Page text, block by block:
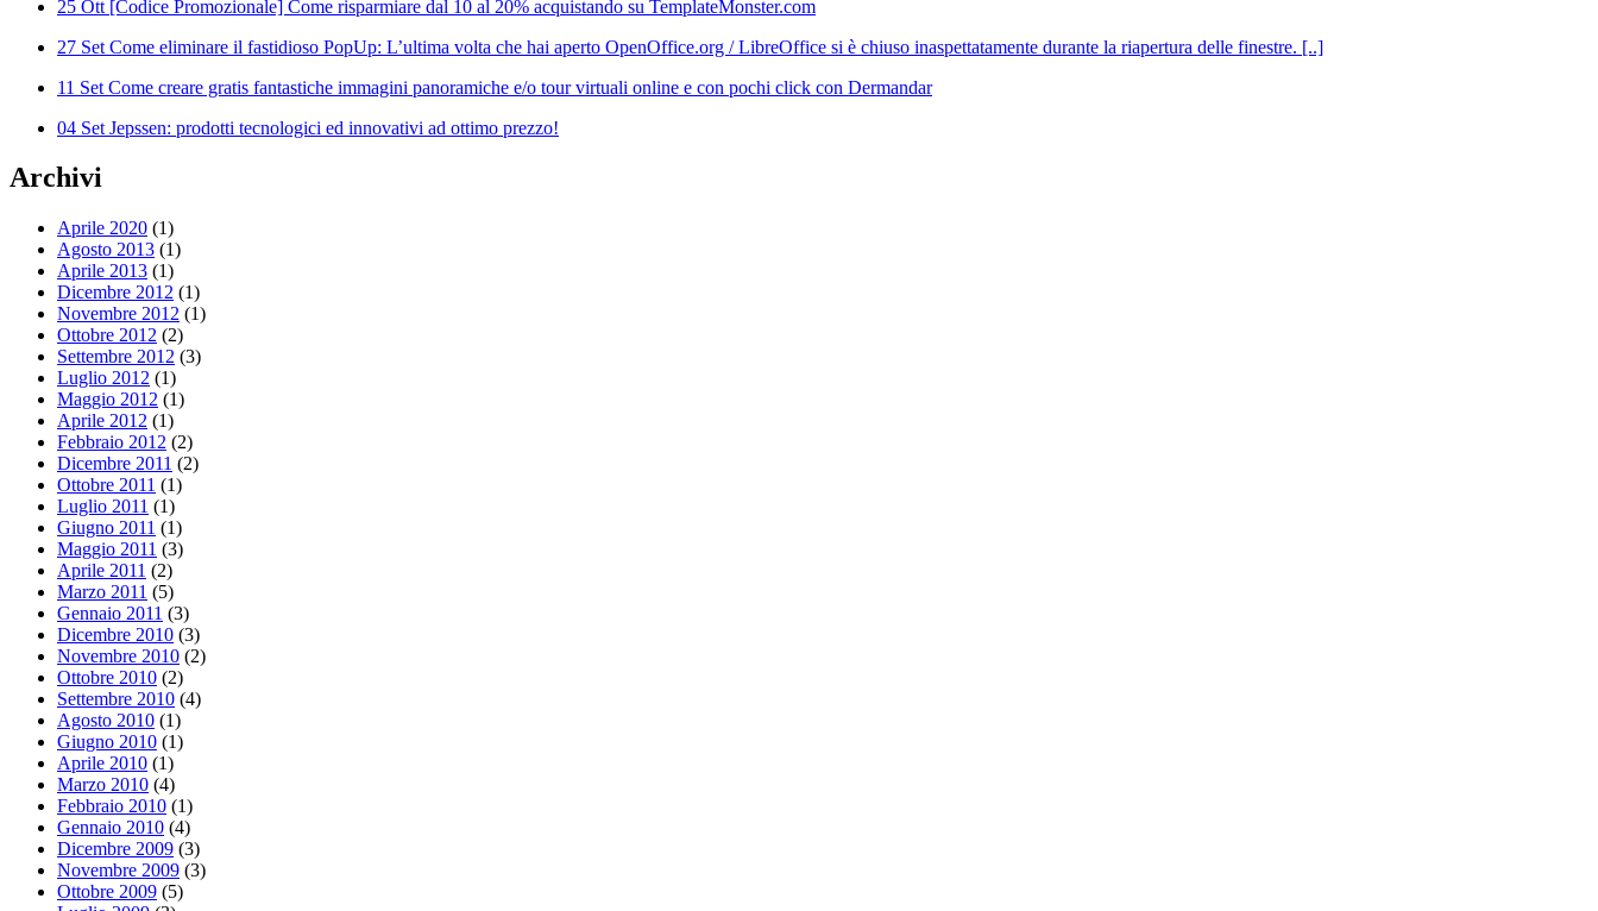
25 Ott [Codice Promozionale] Come risparmiare dal 10 al 20% acquistando su TemplateMonster.com
27 Set Come eliminare il fastidioso PopUp: L’ultima volta che hai aperto OpenOffice.org / LibreOffice si è chiuso inaspettatamente durante la riapertura delle finestre. [..]
11 Set Come creare gratis fantastiche immagini panoramiche e/o tour virtuali online e con pochi click con Dermandar
04 Set Jepssen: prodotti tecnologici ed innovativi ad ottimo prezzo!
Archivi
Aprile 2020 (1)
Agosto 2013 (1)
Aprile 2013 (1)
Dicembre 2012 (1)
Novembre 2012 (1)
Ottobre 2012 (2)
Settembre 2012 (3)
Luglio 2012 (1)
Maggio 2012 (1)
Aprile 2012 (1)
Febbraio 2012 (2)
Dicembre 2011 (2)
Ottobre 2011 (1)
Luglio 2011 (1)
Giugno 2011 (1)
Maggio 2011 (3)
Aprile 2011 (2)
Marzo 2011 (5)
Gennaio 2011 (3)
Dicembre 2010 (3)
Novembre 2010 (2)
Ottobre 2010 (2)
Settembre 2010 (4)
Agosto 2010 (1)
Giugno 2010 (1)
Aprile 2010 (1)
Marzo 2010 (4)
Febbraio 2010 (1)
Gennaio 2010 (4)
Dicembre 2009 (3)
Novembre 2009 (3)
Ottobre 2009 (5)